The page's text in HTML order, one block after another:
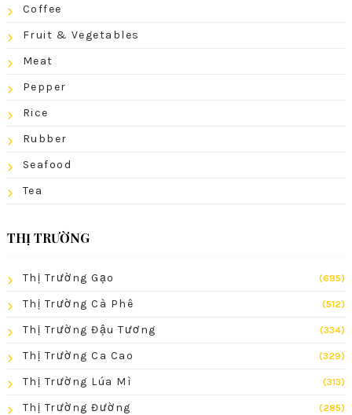
Coffee
Fruit & Vegetables
Meat
Pepper
Rice
Rubber
Seafood
Tea
THỊ TRƯỜNG
Thị Trường Gạo (695)
Thị Trường Cà Phê (512)
Thị Trường Đậu Tương (334)
Thị Trường Ca Cao (329)
Thị Trường Lúa Mì (313)
Thị Trường Đường (285)